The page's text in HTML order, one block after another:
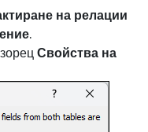
на релации
.
Свойства на